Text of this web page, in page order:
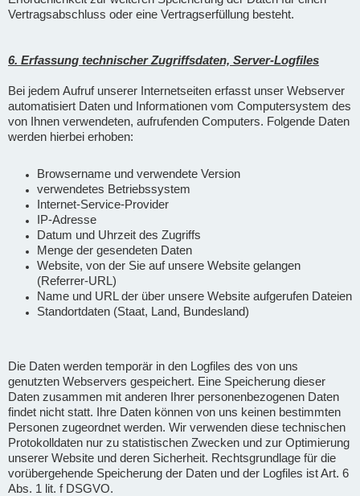
Vertragsabschluss oder eine Vertragserfüllung besteht.
6. Erfassung technischer Zugriffsdaten, Server-Logfiles
Bei jedem Aufruf unserer Internetseiten erfasst unser Webserver
automatisiert Daten und Informationen vom Computersystem des
von Ihnen verwendeten, aufrufenden Computers. Folgende Daten
werden hierbei erhoben:
Browsername und verwendete Version
verwendetes Betriebssystem
Internet-Service-Provider
IP-Adresse
Datum und Uhrzeit des Zugriffs
Menge der gesendeten Daten
Website, von der Sie auf unsere Website gelangen
(Referrer-URL)
Name und URL der über unsere Website aufgerufen Dateien
Standortdaten (Staat, Land, Bundesland)
Die Daten werden temporär in den Logfiles des von uns
genutzten Webservers gespeichert. Eine Speicherung dieser
Daten zusammen mit anderen Ihrer personenbezogenen Daten
findet nicht statt. Ihre Daten können von uns keinen bestimmten
Personen zugeordnet werden. Wir verwenden diese technischen
Protokolldaten nur zu statistischen Zwecken und zur Optimierung
unserer Website und deren Sicherheit. Rechtsgrundlage für die
vorübergehende Speicherung der Daten und der Logfiles ist Art. 6
Abs. 1 lit. f DSGVO.